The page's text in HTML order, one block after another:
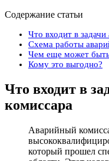
Содержание статьи
Что входит в
Схема работы
Чем еще может быть
Кому это выгодно?
Что входит в
комиссара
Аварийный
который прошел